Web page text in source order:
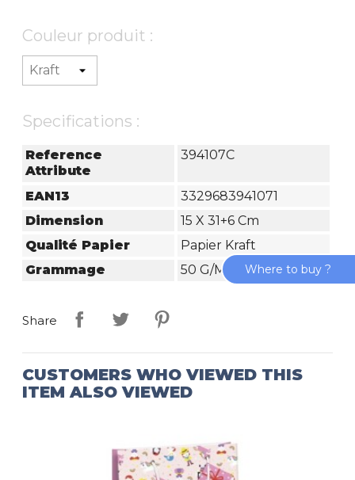
Couleur produit :
Specifications :
Reference
Attribute
394107C
EAN13
3329683941071
Dimension
15 X 31+6 Cm
Qualité Papier
Papier Kraft
Grammage
50 G/m²
Share
CUSTOMERS WHO VIEWED THIS
ITEM ALSO VIEWED
Where to buy ?